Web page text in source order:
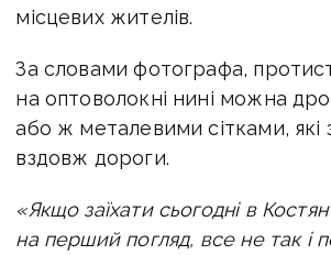
місцевих жителів.
За словами фотографа,
на оптоволокні нині можна
або ж металевими сітками, які
вздовж дороги.
«Якщо заїхати сьогодні в
на перший погляд, все не так і